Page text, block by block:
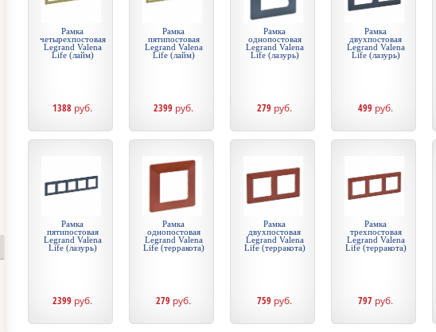
Рамка
четырехпостовая
Legrand Valena
Life (лайм)
1388 руб.
Рамка
пятипостовая
Legrand Valena
Life (лайм)
2399 руб.
Рамка
однопостовая
Legrand Valena
Life (лазурь)
279 руб.
Рамка
двухпостовая
Legrand Valena
Life (лазурь)
499 руб.
Рамка
пятипостовая
Legrand Valena
Life (лазурь)
2399 руб.
Рамка
однопостовая
Legrand Valena
Life (терракота)
279 руб.
Рамка
двухпостовая
Legrand Valena
Life (терракота)
759 руб.
Рамка
трехпостовая
Legrand Valena
Life (терракота)
797 руб.